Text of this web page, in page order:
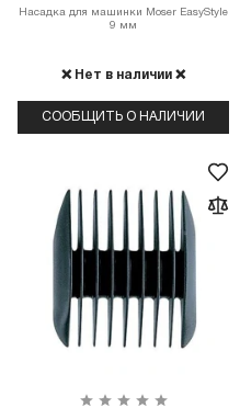
Насадка для машинки Moser EasyStyle
9 мм
❌ Нет в наличии ❌
СООБЩИТЬ О НАЛИЧИИ